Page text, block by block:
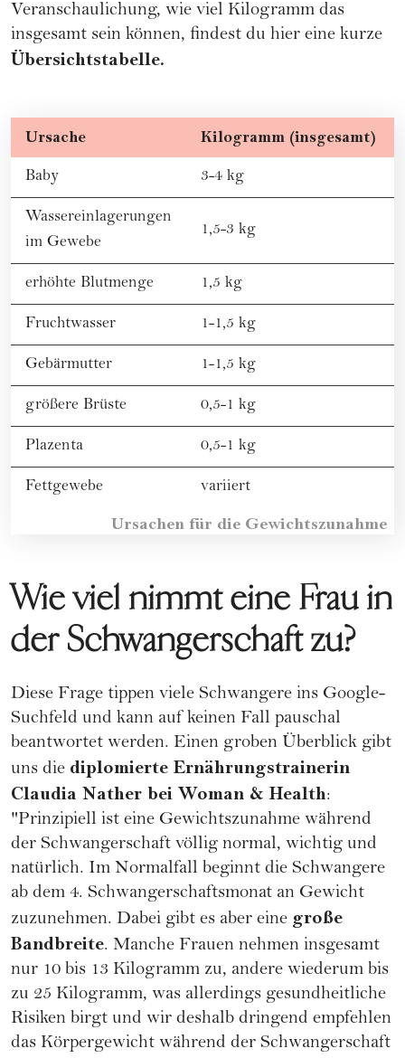
Veranschaulichung, wie viel Kilogramm das
insgesamt sein können, findest du hier eine kurze
Übersichtstabelle.
Ursache Kilogramm (insgesamt)
Baby 3-4 kg
Wassereinlagerungen
im Gewebe
1,5-3 kg
erhöhte Blutmenge 1,5 kg
Fruchtwasser 1-1,5 kg
Gebärmutter 1-1,5 kg
größere Brüste 0,5-1 kg
Plazenta 0,5-1 kg
Fettgewebe variiert
Ursachen für die Gewichtszunahme
Wie viel nimmt eine Frau in
der Schwangerschaft zu?
Diese Frage tippen viele Schwangere ins Google-
Suchfeld und kann auf keinen Fall pauschal
beantwortet werden. Einen groben Überblick gibt
uns die diplomierte Ernährungstrainerin
Claudia Nather bei Woman & Health:
"Prinzipiell ist eine Gewichtszunahme während
der Schwangerschaft völlig normal, wichtig und
natürlich. Im Normalfall beginnt die Schwangere
ab dem 4. Schwangerschaftsmonat an Gewicht
zuzunehmen. Dabei gibt es aber eine große
Bandbreite. Manche Frauen nehmen insgesamt
nur 10 bis 13 Kilogramm zu, andere wiederum bis
zu 25 Kilogramm, was allerdings gesundheitliche
Risiken birgt und wir deshalb dringend empfehlen
das Körpergewicht während der Schwangerschaft